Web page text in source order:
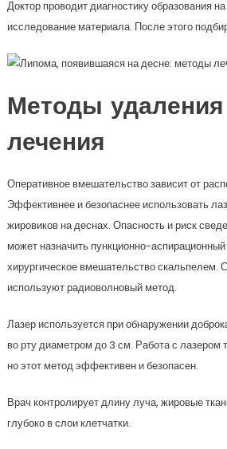
Доктор проводит диагностику образования
исследование материала. После этого
Методы
лечения
Оперативное вмешательство зависит от
Эффективнее и безопаснее использовать
жировиков на деснах. Опасность и риск
может назначить пункционно-
хирургическое вмешательство скальпелем.
используют радиоволновый метод.
Лазер используется при обнаружении
во рту диаметром до 3 см. Работа с лазером
но этот метод эффективен и безопасен.
Врач контролирует длину луча, жировые
глубоко в слои клетчатки.